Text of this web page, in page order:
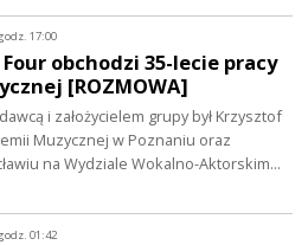
17:00
obchodzi 35-lecie pracy
[ROZMOWA]
i założycielem grupy był Krzysztof
Muzycznej w Poznaniu oraz
na Wydziale Wokalno-Aktorskim…
01:42